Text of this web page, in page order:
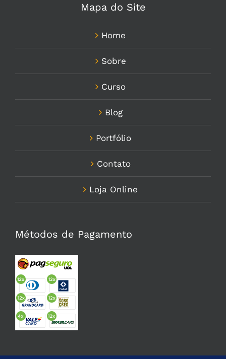
Mapa do Site
Home
Sobre
Curso
Blog
Portfólio
Contato
Loja Online
Métodos de Pagamento